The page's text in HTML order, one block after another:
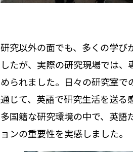
研究以外の面でも、多くの学び
したが、実際の研究現場では
められました。日々の研究室で
通じて、英語で研究生活を送る
多国籍な研究環境の中で、英
ョンの重要性を実感しました。